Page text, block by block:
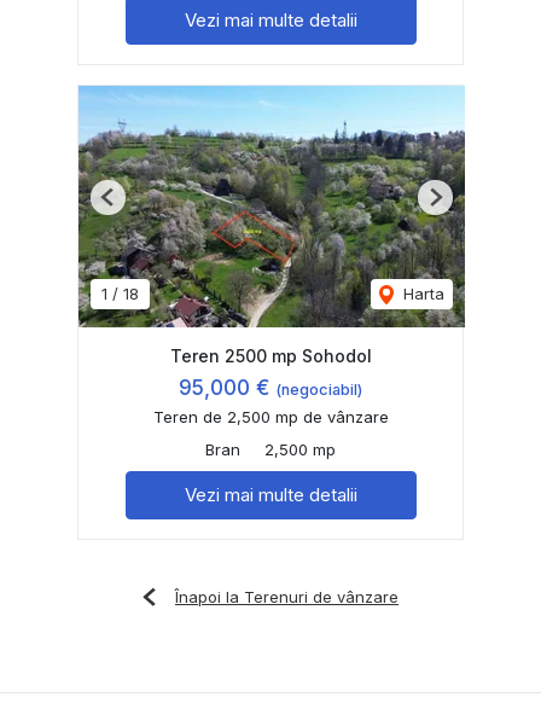
Vezi mai multe detalii
1 / 18 Harta
Previous Next
Teren 2500 mp Sohodol
95,000 € (negociabil)
Teren de 2,500 mp de vânzare
Bran
2,500 mp
Vezi mai multe detalii
Înapoi la Terenuri de vânzare